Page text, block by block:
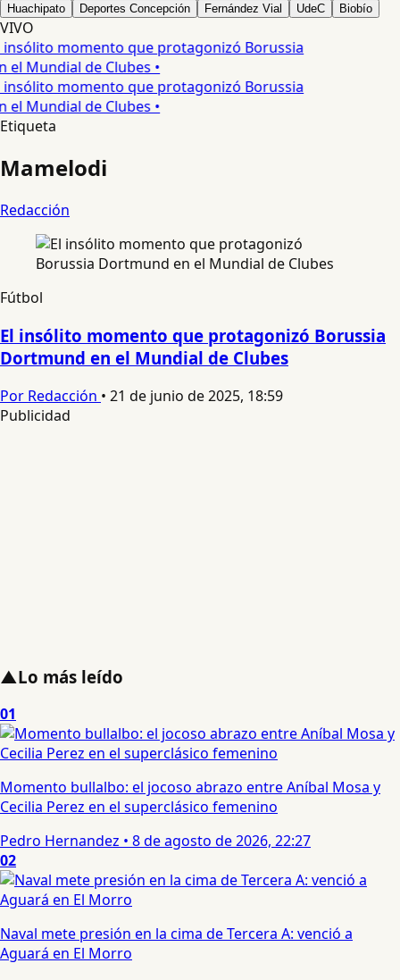
Huachipato Deportes Concepción Fernández Vial UdeC Biobío
VIVO
insólito momento que protagonizó Borussia
Mundial de Clubes •
insólito momento que protagonizó Borussia
Mundial de Clubes •
Etiqueta
Mamelodi
Redacción
Fútbol
El insólito momento que protagonizó Borussia
Dortmund en el Mundial de Clubes
Por Redacción • 21 de junio de 2025, 18:59
Publicidad
▲Lo más leído
01
Momento bullalbo: el jocoso abrazo entre Aníbal Mosa y
Cecilia Perez en el superclásico femenino
Pedro Hernandez • 8 de agosto de 2026, 22:27
02
Naval mete presión en la cima de Tercera A: venció a
Aguará en El Morro